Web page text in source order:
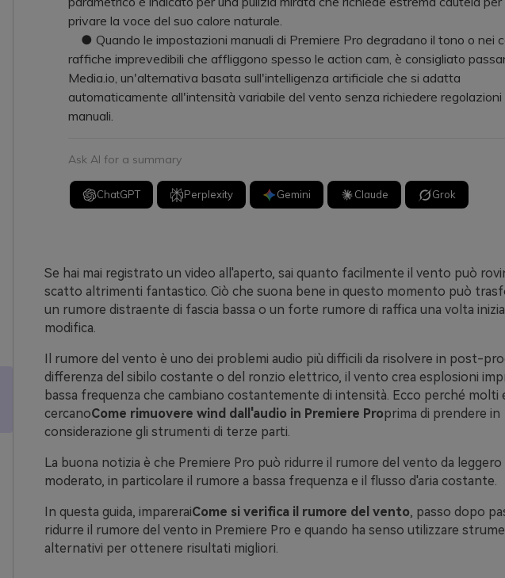
privare la voce del suo calore naturale.
● Quando le impostazioni manuali di Premiere Pro degradano il tono o nei
raffiche imprevedibili che affliggono spesso le action cam, è consigliato
Media.io, un'alternativa basata sull'intelligenza artificiale che si adatta
automaticamente all'intensità variabile del vento senza richiedere regolazioni
manuali.
Ask AI for a summary
ChatGPT Perplexity Gemini Claude Grok
Se hai mai registrato un video all'aperto, sai quanto facilmente il vento può
scatto altrimenti fantastico. Ciò che suona bene in questo momento può
un rumore distraente di fascia bassa o un forte rumore di raffica una volta
modifica.
Il rumore del vento è uno dei problemi audio più difficili da risolvere in post-
differenza del sibilo costante o del ronzio elettrico, il vento crea esplosioni
bassa frequenza che cambiano costantemente di intensità. Ecco perché molti
cercanoCome rimuovere wind dall'audio in Premiere Proprima di prendere in
considerazione gli strumenti di terze parti.
La buona notizia è che Premiere Pro può ridurre il rumore del vento da leggero
moderato, in particolare il rumore a bassa frequenza e il flusso d'aria costante.
In questa guida, impareraiCome si verifica il rumore del vento, passo dopo
ridurre il rumore del vento in Premiere Pro e quando ha senso utilizzare
alternativi per ottenere risultati migliori.